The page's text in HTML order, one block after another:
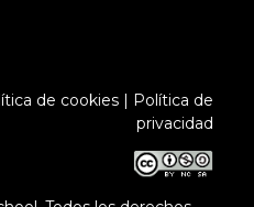
de cookies|
Política de
privacidad